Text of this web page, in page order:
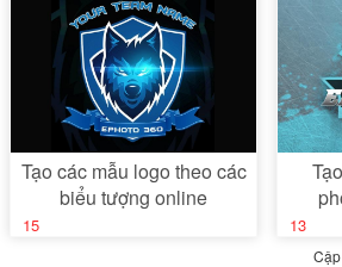
Tạo các mẫu logo theo các
biểu tượng online
15 13